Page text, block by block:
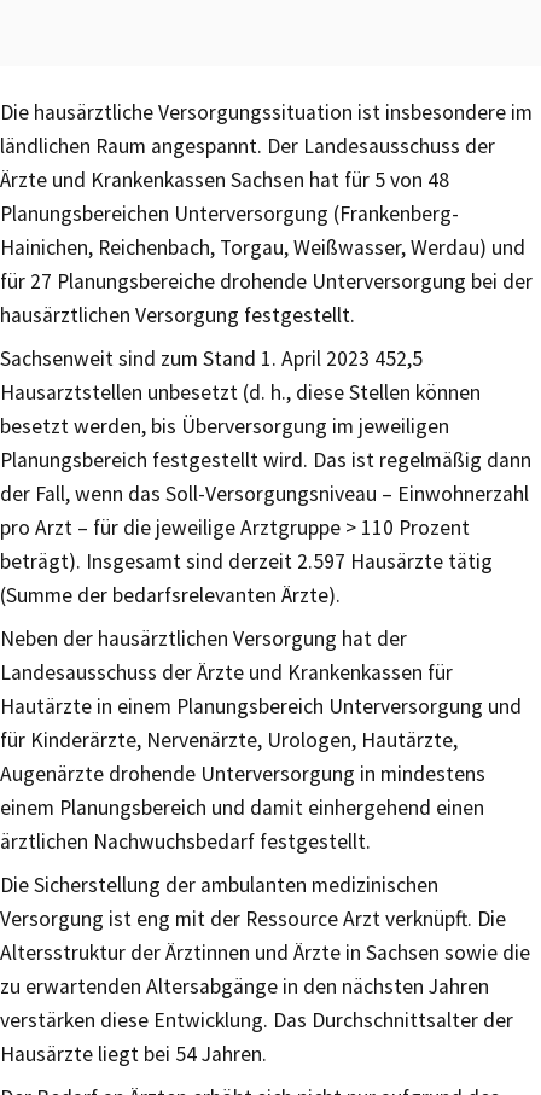
Die hausärztliche Versorgungssituation ist insbesondere im
ländlichen Raum angespannt. Der Landesausschuss der
Ärzte und Krankenkassen Sachsen hat für 5 von 48
Planungsbereichen Unterversorgung (Frankenberg-
Hainichen, Reichenbach, Torgau, Weißwasser, Werdau) und
für 27 Planungsbereiche drohende Unterversorgung bei der
hausärztlichen Versorgung festgestellt.
Sachsenweit sind zum Stand 1. April 2023 452,5
Hausarztstellen unbesetzt (d. h., diese Stellen können
besetzt werden, bis Überversorgung im jeweiligen
Planungsbereich festgestellt wird. Das ist regelmäßig dann
der Fall, wenn das Soll-Versorgungsniveau – Einwohnerzahl
pro Arzt – für die jeweilige Arztgruppe > 110 Prozent
beträgt). Insgesamt sind derzeit 2.597 Hausärzte tätig
(Summe der bedarfsrelevanten Ärzte).
Neben der hausärztlichen Versorgung hat der
Landesausschuss der Ärzte und Krankenkassen für
Hautärzte in einem Planungsbereich Unterversorgung und
für Kinderärzte, Nervenärzte, Urologen, Hautärzte,
Augenärzte drohende Unterversorgung in mindestens
einem Planungsbereich und damit einhergehend einen
ärztlichen Nachwuchsbedarf festgestellt.
Die Sicherstellung der ambulanten medizinischen
Versorgung ist eng mit der Ressource Arzt verknüpft. Die
Altersstruktur der Ärztinnen und Ärzte in Sachsen sowie die
zu erwartenden Altersabgänge in den nächsten Jahren
verstärken diese Entwicklung. Das Durchschnittsalter der
Hausärzte liegt bei 54 Jahren.